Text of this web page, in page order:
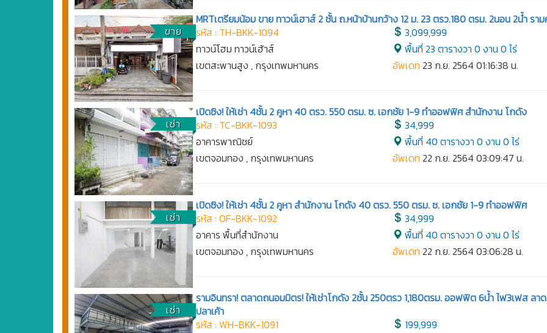
ขาย
MRTเตรียมน้อม ขาย ทาวน์เฮาส์ 2 ชั้น ถ.หน้าบ้านกว้าง 12 ม. 23 ตรว.180 ตรม. 2นอน 2น้ำ รา
รหัส : TH-BKK-1094
ทาวน์โฮม ทาวน์เฮ้าส์
เขตสะพานสูง , กรุงเทพมหานคร
3,099,999
พื้นที่ 23 ตารางวา 0 งาน 0 ไร่
อัพเดท 23 ก.ย. 2564 01:16:38 น.
เช่า
เปิดซิง! ให้เช่า 4ชั้น 2 คูหา 40 ตรว. 550 ตรม. ซ. เอกชัย 1-9 ทำออฟฟิศ สำนักงาน โกดัง
รหัส : TC-BKK-1093
อาคารพาณิชย์
เขตจอมทอง , กรุงเทพมหานคร
34,999
พื้นที่ 40 ตารางวา 0 งาน 0 ไร่
อัพเดท 22 ก.ย. 2564 03:09:47 น.
เช่า
เปิดซิง! ให้เช่า 4ชั้น 2 คูหา สำนักงาน โกดัง 40 ตรว. 550 ตรม. ซ. เอกชัย 1-9 ทำออฟฟิศ
รหัส : OF-BKK-1092
อาคาร พื้นที่สำนักงาน
เขตจอมทอง , กรุงเทพมหานคร
34,999
พื้นที่ 40 ตารางวา 0 งาน 0 ไร่
อัพเดท 22 ก.ย. 2564 03:06:28 น.
เช่า
รามอินทรา! ตลาดถนอมมิตร! ให้เช่าโกดัง 2ชั้น 250ตรว 1,180ตรม. ออฟฟิต 6น้ำ ไฟ3เฟส ลาด
ปลาเค้า
รหัส : WH-BKK-1091
199,999